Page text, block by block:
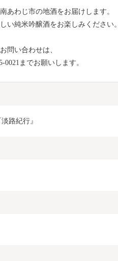
あわじ市の地酒をお届けします。
い純米吟醸酒をお楽しみください。
問い合わせは、
0021までお願いします。
路紀行』